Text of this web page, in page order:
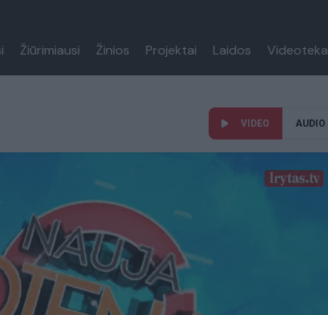
Žiūrimiausi Žinios Projektai Laidos Videoteka
VIDEO AUDIO